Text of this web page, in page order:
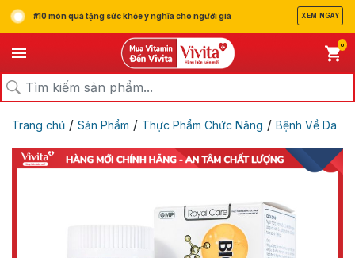
#10 món quà tặng sức khỏe ý nghĩa cho người già XEM NGAY
0
Trang chủ / Sản Phẩm / Thực Phẩm Chức Năng / Bệnh Về Da